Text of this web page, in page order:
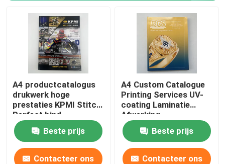
A4 productcatalogus
drukwerk hoge
prestaties KPMI Stitch
Perfect bind
Beste prijs
Contacteer ons
A4 Custom Catalogue
Printing Services UV-
coating Laminatie
Afwerking
Beste prijs
Contacteer ons